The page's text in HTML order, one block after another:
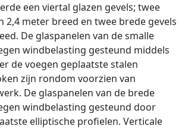
een viertal glazen gevels; twee
2,4 meter breed en twee brede gevels
De glaspanelen van de smalle
windbelasting gesteund middels
de voegen geplaatste stalen
zijn rondom voorzien van
De glaspanelen van de brede
windbelasting gesteund door
elliptische profielen. Verticale